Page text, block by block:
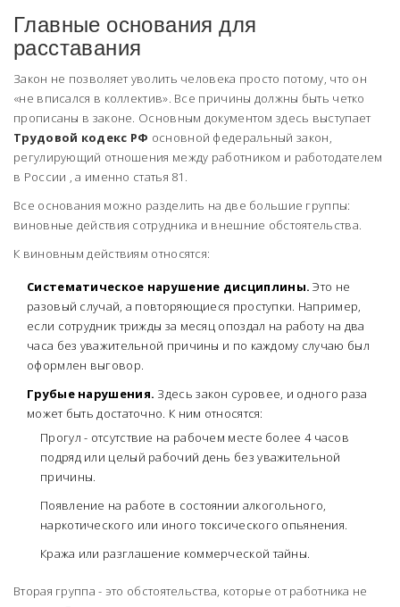
Главные основания для
расставания
Закон не позволяет уволить человека просто потому, что он
«не вписался в коллектив». Все причины должны быть четко
прописаны в законе. Основным документом здесь выступает
Трудовой кодекс РФ основной федеральный закон,
регулирующий отношения между работником и работодателем
в России , а именно статья 81.
Все основания можно разделить на две большие группы:
виновные действия сотрудника и внешние обстоятельства.
К виновным действиям относятся:
Систематическое нарушение дисциплины. Это не
разовый случай, а повторяющиеся проступки. Например,
если сотрудник трижды за месяц опоздал на работу на два
часа без уважительной причины и по каждому случаю был
оформлен выговор.
Грубые нарушения. Здесь закон суровее, и одного раза
может быть достаточно. К ним относятся:
Прогул - отсутствие на рабочем месте более 4 часов
подряд или целый рабочий день без уважительной
причины.
Появление на работе в состоянии алкогольного,
наркотического или иного токсического опьянения.
Кража или разглашение коммерческой тайны.
Вторая группа - это обстоятельства, которые от работника не